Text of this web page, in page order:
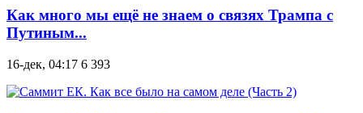
Как много мы ещё не знаем о связях Трампа с
Путиным...
16-дек, 04:17 6 393